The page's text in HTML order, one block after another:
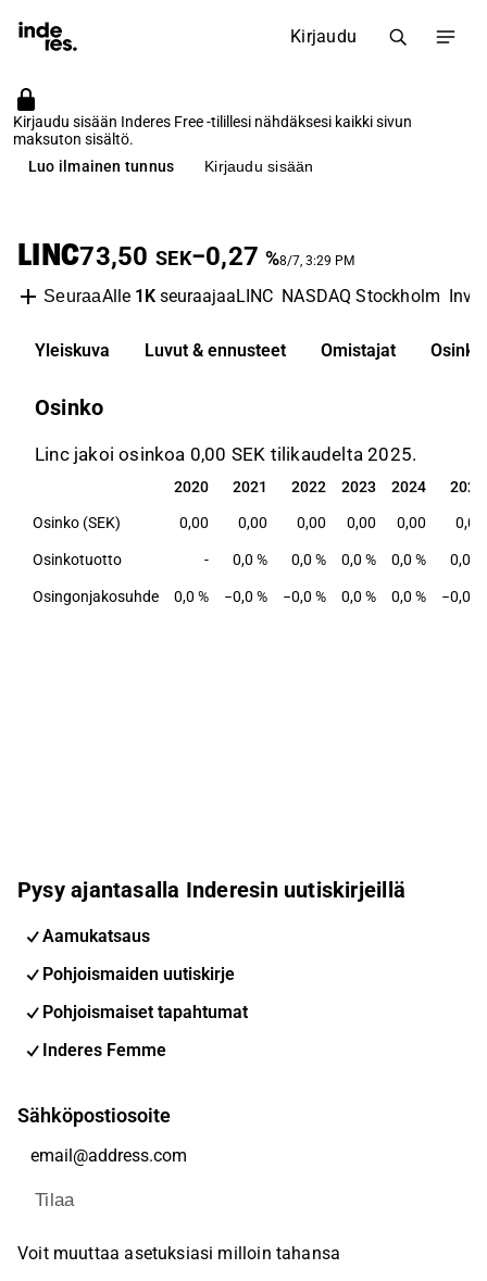
Kirjaudu
Kirjaudu sisään Inderes Free -tilillesi nähdäksesi kaikki sivun
maksuton sisältö.
Luo ilmainen tunnus
Kirjaudu sisään
LINC73,50 SEK−0,27 %8/7, 3:29 PM
SeuraaAlle 1KseuraajaaLINC NASDAQ Stockholm
Yleiskuva Luvut & ennusteet Omistajat Osinko
Osinko
Linc jakoi osinkoa 0,00 SEK tilikaudelta 2025.
2020 2021 2022 2023 2024 2025
2020 2021 2022 2023 2024 2025
Osinko (SEK) 0,00 0,00 0,00 0,00 0,00 0,00
Osinkotuotto - 0,0 % 0,0 % 0,0 % 0,0 % 0,0 %
Osingonjakosuhde 0,0 % −0,0 % −0,0 % 0,0 % 0,0 % −0,0 %
Pysy ajantasalla Inderesin uutiskirjeillä
Aamukatsaus
Pohjoismaiden uutiskirje
Pohjoismaiset tapahtumat
Inderes Femme
Sähköpostiosoite
Tilaa
Voit muuttaa asetuksiasi milloin tahansa